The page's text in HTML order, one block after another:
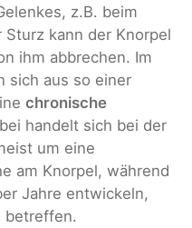
z.B. beim
kann der Knorpel
ihm abbrechen. Im
sich aus so einer
chronische
handelt sich bei der
um eine
am Knorpel, während
Jahre entwickeln,
betreffen.